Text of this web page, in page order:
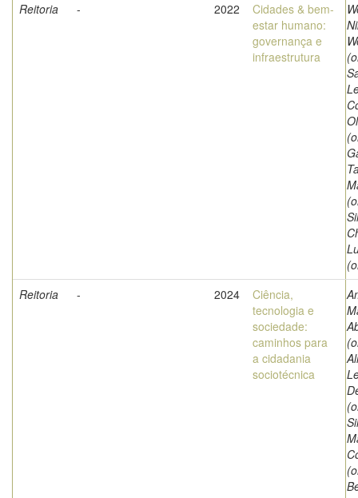
Reitoria
- 2022
Cidades & bem-
estar humano:
governança e
infraestrutura
Reitoria
- 2024
Ciência,
tecnologia e
sociedade:
caminhos para
a cidadania
sociotécnica